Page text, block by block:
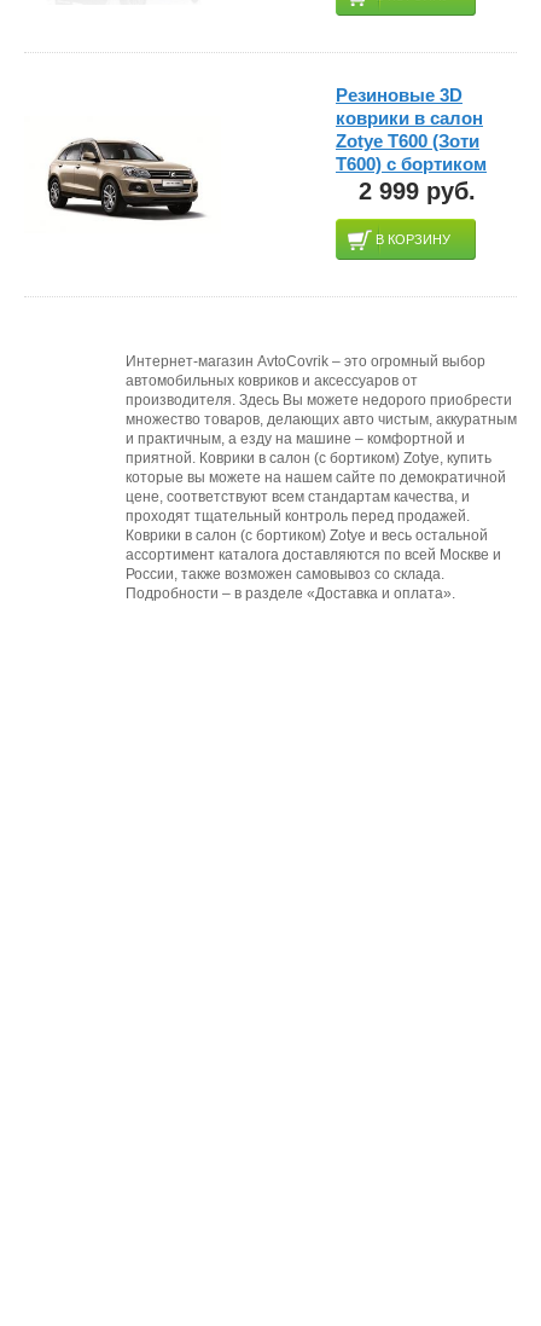
Резиновые 3D
коврики в салон
Zotye T600 (Зоти
Т600) с бортиком
2 999 руб.
В КОРЗИНУ
Интернет-магазин AvtoCovrik – это огромный выбор
автомобильных ковриков и аксессуаров от
производителя. Здесь Вы можете недорого приобрести
множество товаров, делающих авто чистым, аккуратным
и практичным, а езду на машине – комфортной и
приятной. Коврики в салон (с бортиком) Zotye, купить
которые вы можете на нашем сайте по демократичной
цене, соответствуют всем стандартам качества, и
проходят тщательный контроль перед продажей.
Коврики в салон (с бортиком) Zotye и весь остальной
ассортимент каталога доставляются по всей Москве и
России, также возможен самовывоз со склада.
Подробности – в разделе «Доставка и оплата».